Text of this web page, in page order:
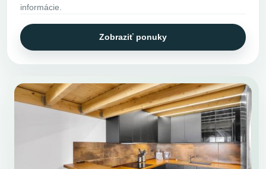
informácie.
Zobraziť ponuky